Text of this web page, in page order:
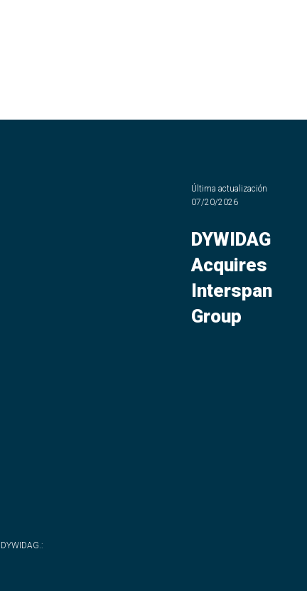
:
Última actualización
07/20/2026
DYWIDAG
Acquires
Interspan
Group